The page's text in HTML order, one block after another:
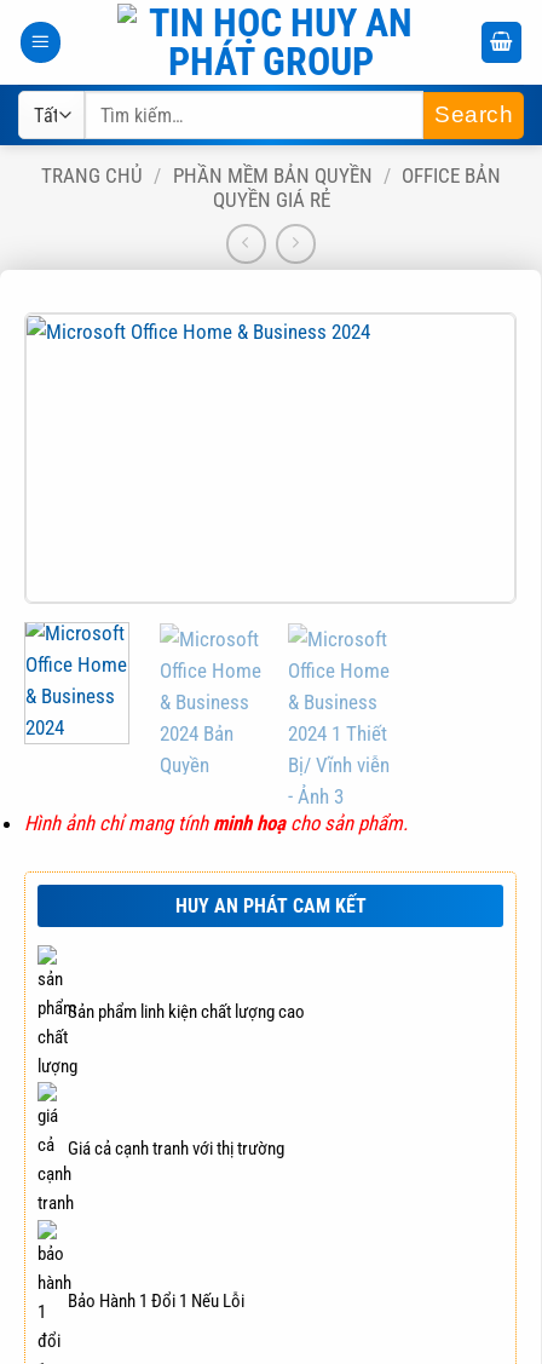
qua
nội
dung
Tìm
TRANG CHỦ / PHẦN MỀM BẢN QUYỀN / OFFICE BẢN
QUYỀN GIÁ RẺ
Hình ảnh chỉ mang tính minh hoạcho sản phẩm.
HUY AN PHÁT CAM KẾT
Sản phẩm linh kiện chất lượng cao
Giá cả cạnh tranh với thị trường
Bảo Hành 1 Đổi 1 Nếu Lỗi